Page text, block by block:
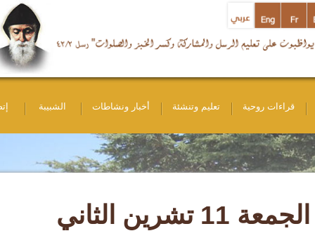
روحية تعليم وتنشئة أخبار ونشاطات الشبيبة إتصل بنا
اللقاء الأسبوعي - يوم الجمعة 11 تشرين الثاني